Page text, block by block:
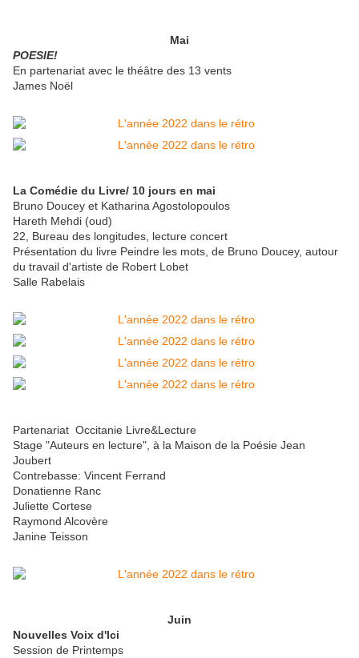
Mai
POESIE!
En partenariat avec le théâtre des 13 vents
James Noël
La Comédie du Livre/ 10 jours en mai
Bruno Doucey et Katharina Agostolopoulos
Hareth Mehdi (oud)
22, Bureau des longitudes, lecture concert
Présentation du livre Peindre les mots, de Bruno Doucey, autour
du travail d'artiste de Robert Lobet
Salle Rabelais
Partenariat Occitanie Livre&Lecture
Stage "Auteurs en lecture", à la Maison de la Poésie Jean
Joubert
Contrebasse: Vincent Ferrand
Donatienne Ranc
Juliette Cortese
Raymond Alcovère
Janine Teisson
Juin
Nouvelles Voix d'Ici
Session de Printemps